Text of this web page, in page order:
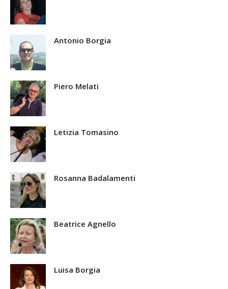
Antonio Borgia
Piero Melati
Letizia Tomasino
Rosanna Badalamenti
Beatrice Agnello
Luisa Borgia